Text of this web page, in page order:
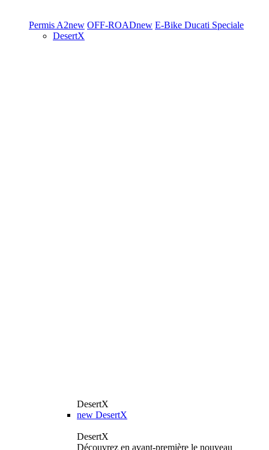
Permis A2new OFF-ROADnew E-Bike Ducati Speciale
DesertX
DesertX
new DesertX
DesertX
Découvrez en avant-première le nouveau